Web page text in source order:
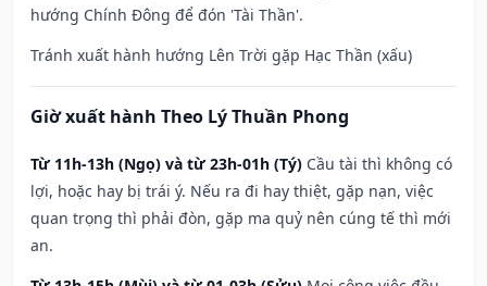
hướng Chính Đông để đón 'Tài Thần'.
Tránh xuất hành hướng Lên Trời gặp Hạc Thần (xấu)
Giờ xuất hành Theo Lý Thuần Phong
Từ 11h-13h (Ngọ) và từ 23h-01h (Tý) Cầu tài thì không có
lợi, hoặc hay bị trái ý. Nếu ra đi hay thiệt, gặp nạn, việc
quan trọng thì phải đòn, gặp ma quỷ nên cúng tế thì mới
an.